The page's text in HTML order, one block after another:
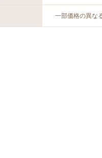
一部価格の異な